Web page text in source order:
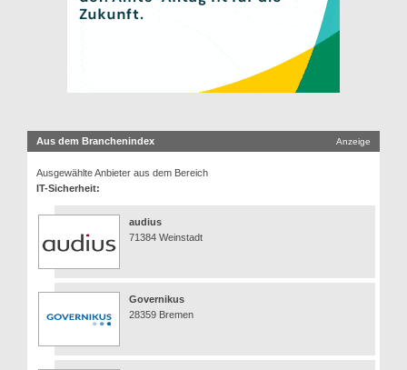
Aus dem Branchenindex Anzeige
Ausgewählte Anbieter aus dem Bereich
IT-Sicherheit:
audius
71384 Weinstadt
Governikus
28359 Bremen